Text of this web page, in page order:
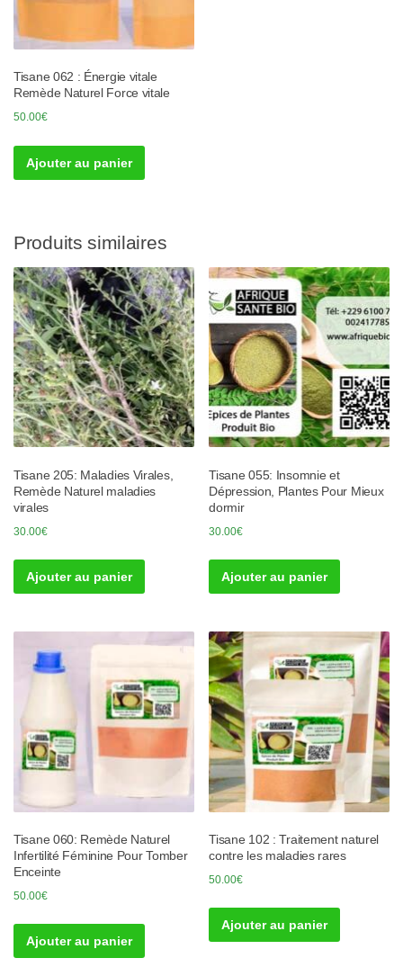
Tisane 062 : Énergie vitale
Remède Naturel Force vitale
50.00€
Ajouter au panier
Produits similaires
Tisane 205: Maladies Virales,
Remède Naturel maladies
virales
30.00€
Ajouter au panier
Tisane 055: Insomnie et
Dépression, Plantes Pour Mieux
dormir
30.00€
Ajouter au panier
Tisane 060: Remède Naturel
Infertilité Féminine Pour Tomber
Enceinte
50.00€
Ajouter au panier
Tisane 102 : Traitement naturel
contre les maladies rares
50.00€
Ajouter au panier